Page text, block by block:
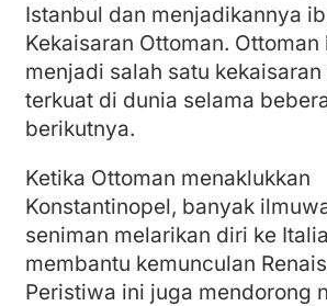
Istanbul dan menjadikannya
Kekaisaran Ottoman. Ottoman
menjadi salah satu
terkuat di dunia selama
berikutnya.
Ketika Ottoman menaklukkan
Konstantinopel, banyak
seniman melarikan diri ke
membantu kemunculan
Peristiwa ini juga mendorong